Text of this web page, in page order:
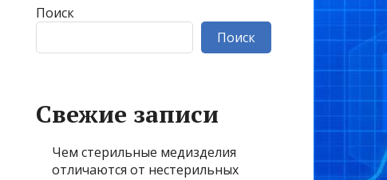
Поиск
Поиск
Свежие записи
Чем стерильные медизделия
отличаются от нестерильных